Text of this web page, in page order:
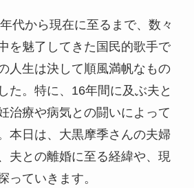
代から現在に至るまで、数々
を魅了してきた国民的歌手で
人生は決して順風満帆なもの
た。特に、16年間に及ぶ夫と
治療や病気との闘いによって
本日は、大黒摩季さんの夫婦
夫との離婚に至る経緯や、現
っていきます。